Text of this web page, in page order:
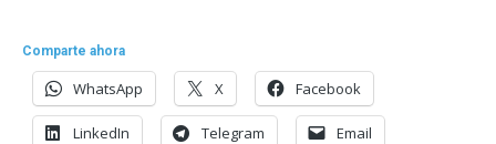
Comparte ahora
WhatsApp X Facebook
LinkedIn Telegram Email